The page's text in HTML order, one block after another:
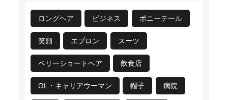
ロングヘア ビジネス ポニーテール
笑顔 エプロン スーツ
ベリーショートヘア 飲食店
OL・キャリアウーマン 帽子 病院